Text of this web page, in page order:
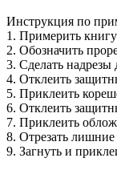
Инструкция по
1. Примерить
2. Обозначить
3. Сделать надрезы
4. Отклеить
5. Приклеить
6. Отклеить
7. Приклеить
8. Отрезать
9. Загнуть и